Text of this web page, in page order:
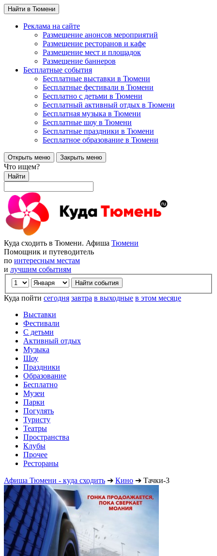
Найти в Тюмени
Реклама на сайте
Размещение анонсов мероприятий
Размещение ресторанов и кафе
Размещение мест и площадок
Размещение баннеров
Бесплатные события
Бесплатные выставки в Тюмени
Бесплатные фестивали в Тюмени
Бесплатно с детьми в Тюмени
Бесплатный активный отдых в Тюмени
Бесплатная музыка в Тюмени
Бесплатные шоу в Тюмени
Бесплатные праздники в Тюмени
Бесплатное образование в Тюмени
Открыть меню Закрыть меню
Что ищем?
Найти
Куда сходить в Тюмени. Афиша Тюмени
Помощник и путеводитель
по интересным местам
и лучшим событиям
Куда пойти сегодня завтра в выходные в этом месяце
Выставки
Фестивали
С детьми
Активный отдых
Музыка
Шоу
Праздники
Образование
Бесплатно
Музеи
Парки
Погулять
Туристу
Театры
Пространства
Клубы
Прочее
Рестораны
Афиша Тюмени - куда сходить ➔ Кино ➔ Тачки-3